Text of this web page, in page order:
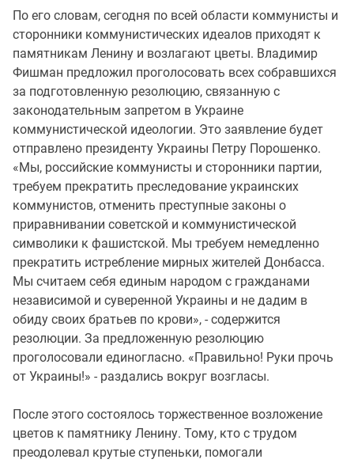
По его словам, сегодня по всей области коммунисты и
сторонники коммунистических идеалов приходят к
памятникам Ленину и возлагают цветы. Владимир
Фишман предложил проголосовать всех собравшихся
за подготовленную резолюцию, связанную с
законодательным запретом в Украине
коммунистической идеологии. Это заявление будет
отправлено президенту Украины Петру Порошенко.
«Мы, российские коммунисты и сторонники партии,
требуем прекратить преследование украинских
коммунистов, отменить преступные законы о
приравнивании советской и коммунистической
символики к фашистской. Мы требуем немедленно
прекратить истребление мирных жителей Донбасса.
Мы считаем себя единым народом с гражданами
независимой и суверенной Украины и не дадим в
обиду своих братьев по крови», - содержится
резолюции. За предложенную резолюцию
проголосовали единогласно. «Правильно! Руки прочь
от Украины!» - раздались вокруг возгласы.
После этого состоялось торжественное возложение
цветов к памятнику Ленину. Тому, кто с трудом
преодолевал крутые ступеньки, помогали